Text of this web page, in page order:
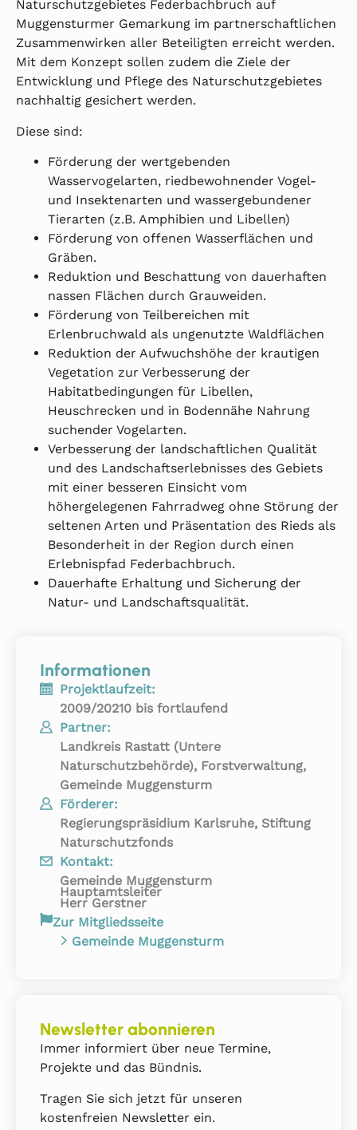
Naturschutzgebietes Federbachbruch auf
Muggensturmer Gemarkung im partnerschaftlichen
Zusammenwirken aller Beteiligten erreicht werden.
Mit dem Konzept sollen zudem die Ziele der
Entwicklung und Pflege des Naturschutzgebietes
nachhaltig gesichert werden.
Diese sind:
Förderung der wertgebenden
Wasservogelarten, riedbewohnender Vogel-
und Insektenarten und wassergebundener
Tierarten (z.B. Amphibien und Libellen)
Förderung von offenen Wasserflächen und
Gräben.
Reduktion und Beschattung von dauerhaften
nassen Flächen durch Grauweiden.
Förderung von Teilbereichen mit
Erlenbruchwald als ungenutzte Waldflächen
Reduktion der Aufwuchshöhe der krautigen
Vegetation zur Verbesserung der
Habitatbedingungen für Libellen,
Heuschrecken und in Bodennähe Nahrung
suchender Vogelarten.
Verbesserung der landschaftlichen Qualität
und des Landschaftserlebnisses des Gebiets
mit einer besseren Einsicht vom
höhergelegenen Fahrradweg ohne Störung der
seltenen Arten und Präsentation des Rieds als
Besonderheit in der Region durch einen
Erlebnispfad Federbachbruch.
Dauerhafte Erhaltung und Sicherung der
Natur- und Landschaftsqualität.
Informationen
Projektlaufzeit:
2009/20210 bis fortlaufend
Partner:
Landkreis Rastatt (Untere
Naturschutzbehörde), Forstverwaltung,
Gemeinde Muggensturm
Förderer:
Regierungspräsidium Karlsruhe, Stiftung
Naturschutzfonds
Kontakt:
Gemeinde Muggensturm
Hauptamtsleiter
Herr Gerstner
Zur Mitgliedsseite
Gemeinde Muggensturm
Newsletter abonnieren
Immer informiert über neue Termine,
Projekte und das Bündnis.
Tragen Sie sich jetzt für unseren
kostenfreien Newsletter ein.